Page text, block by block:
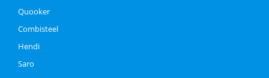
Quooker
Combisteel
Hendi
Saro